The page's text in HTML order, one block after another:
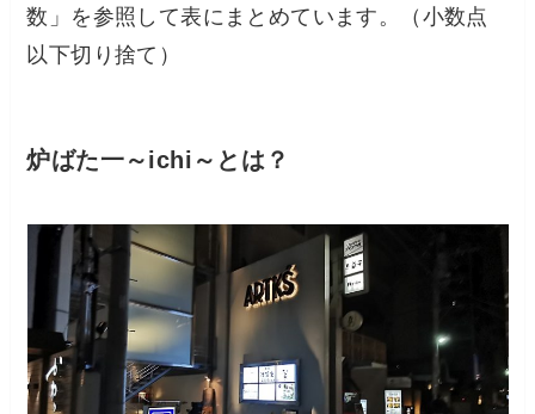
数」を参照して表にまとめています。（小数点
以下切り捨て）
炉ばた一～ichi～とは？